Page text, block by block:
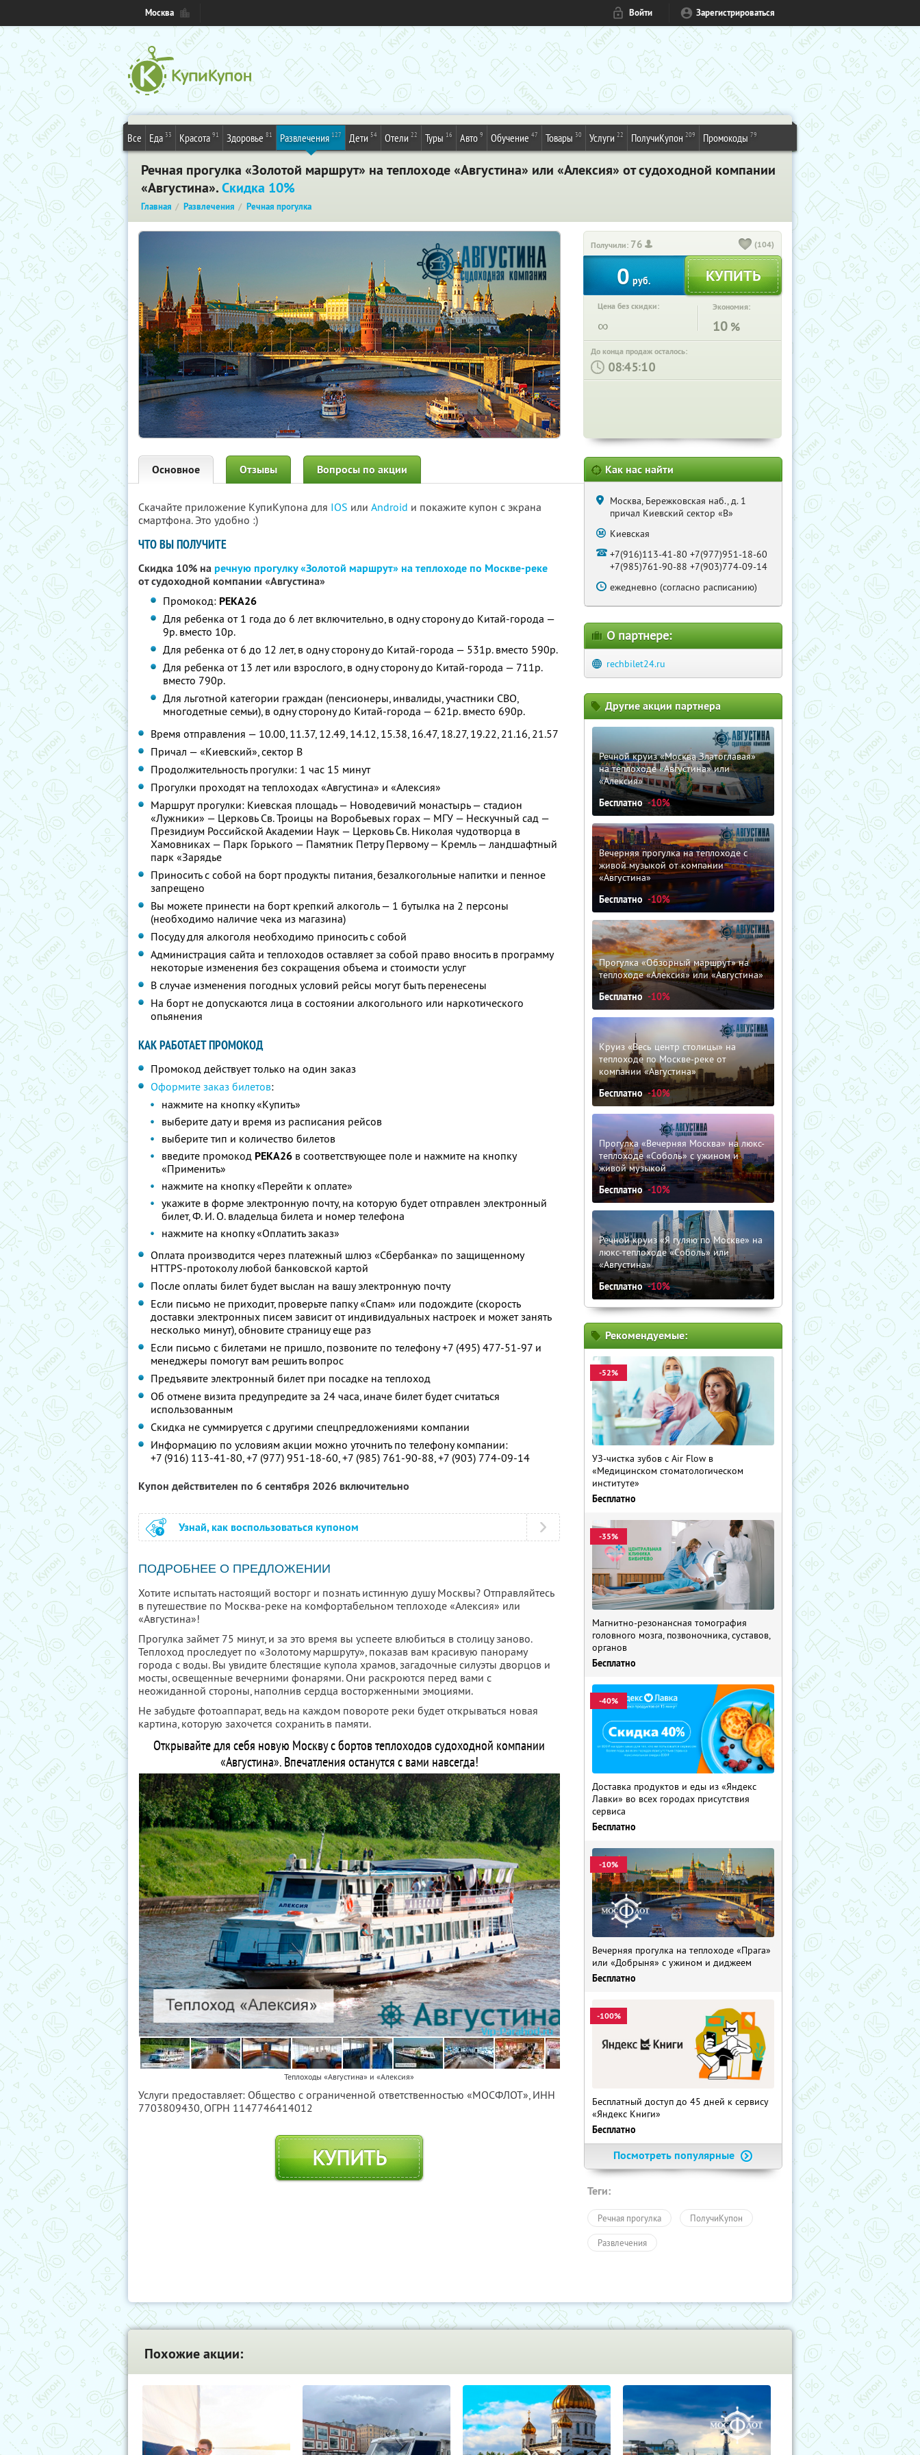
Москва Войти Зарегистрироваться
Все Еда 33 Красота 91 Здоровье 81 Развлечения 127 Дети 54 Отели 22 Туры 16 Авто 9 Обучение 47 Товары 30 Услуги 22 ПолучиКупон 209 Промокоды 79
Речная прогулка «Золотой маршрут» на теплоходе «Августина» или «Алексия» от судоходной компании
«Августина».Скидка 10%
Главная Развлечения Речная прогулка
Получили: 76 (104)
0 руб.
Цена без скидки:
∞
Экономия:
10 %
До конца продаж осталось:
: :
Основное Отзывы Вопросы по акции
Скачайте приложение КупиКупона для IOS или Android и покажите купон с экрана
смартфона. Это удобно :)
ЧТО ВЫ ПОЛУЧИТЕ
Скидка 10% наречную прогулку «Золотой маршрут» на теплоходе по Москве-реке
от судоходной компании «Августина»
Промокод: РЕКА26
Для ребенка от 1 года до 6 лет включительно, в одну сторону до Китай-города —
9р. вместо 10р.
Для ребенка от 6 до 12 лет, в одну сторону до Китай-города — 531р. вместо 590р.
Для ребенка от 13 лет или взрослого, в одну сторону до Китай-города — 711р.
вместо 790р.
Для льготной категории граждан (пенсионеры, инвалиды, участники СВО,
многодетные семьи), в одну сторону до Китай-города — 621р. вместо 690р.
Время отправления — 10.00, 11.37, 12.49, 14.12, 15.38, 16.47, 18.27, 19.22, 21.16, 21.57
Причал — «Киевский», сектор В
Продолжительность прогулки: 1 час 15 минут
Прогулки проходят на теплоходах «Августина» и «Алексия»
Маршрут прогулки: Киевская площадь — Новодевичий монастырь — стадион
«Лужники» — Церковь Св. Троицы на Воробьевых горах — МГУ — Нескучный сад —
Президиум Российской Академии Наук — Церковь Св. Николая чудотворца в
Хамовниках — Парк Горького — Памятник Петру Первому — Кремль — ландшафтный
парк «Зарядье
Приносить с собой на борт продукты питания, безалкогольные напитки и пенное
запрещено
Вы можете принести на борт крепкий алкоголь — 1 бутылка на 2 персоны
(необходимо наличие чека из магазина)
Посуду для алкоголя необходимо приносить с собой
Администрация сайта и теплоходов оставляет за собой право вносить в программу
некоторые изменения без сокращения объема и стоимости услуг
В случае изменения погодных условий рейсы могут быть перенесены
На борт не допускаются лица в состоянии алкогольного или наркотического
опьянения
КАК РАБОТАЕТ ПРОМОКОД
Промокод действует только на один заказ
Оформите заказ билетов:
нажмите на кнопку «Купить»
выберите дату и время из расписания рейсов
выберите тип и количество билетов
введите промокод РЕКА26 в соответствующее поле и нажмите на кнопку
«Применить»
нажмите на кнопку «Перейти к оплате»
укажите в форме электронную почту, на которую будет отправлен электронный
билет, Ф. И. О. владельца билета и номер телефона
нажмите на кнопку «Оплатить заказ»
Оплата производится через платежный шлюз «Сбербанка» по защищенному
HTTPS-протоколу любой банковской картой
После оплаты билет будет выслан на вашу электронную почту
Если письмо не приходит, проверьте папку «Спам» или подождите (скорость
доставки электронных писем зависит от индивидуальных настроек и может занять
несколько минут), обновите страницу еще раз
Если письмо с билетами не пришло, позвоните по телефону+7 (495) 477-51-97 и
менеджеры помогут вам решить вопрос
Предъявите электронный билет при посадке на теплоход
Об отмене визита предупредите за 24 часа, иначе билет будет считаться
использованным
Скидка не суммируется с другими спецпредложениями компании
Информацию по условиям акции можно уточнить по телефону компании:
+7 (916) 113-41-80, +7 (977) 951-18-60, +7 (985) 761-90-88, +7 (903) 774-09-14
Купон действителен по 6 сентября 2026 включительно
Узнай, как воспользоваться купоном
ПОДРОБНЕЕ О ПРЕДЛОЖЕНИИ
Хотите испытать настоящий восторг и познать истинную душу Москвы? Отправляйтесь
в путешествие по Москва-реке на комфортабельном теплоходе «Алексия» или
«Августина»!
Прогулка займет 75 минут, и за это время вы успеете влюбиться в столицу заново.
Теплоход проследует по «Золотому маршруту», показав вам красивую панораму
города с воды. Вы увидите блестящие купола храмов, загадочные силуэты дворцов и
мосты, освещенные вечерними фонарями. Они раскроются перед вами с
неожиданной стороны, наполнив сердца восторженными эмоциями.
Не забудьте фотоаппарат, ведь на каждом повороте реки будет открываться новая
картина, которую захочется сохранить в памяти.
Открывайте для себя новую Москву с бортов теплоходов судоходной компании
«Августина». Впечатления останутся с вами навсегда!
Теплоходы «Августина» и «Алексия»
Услуги предоставляет: Общество с ограниченной ответственностью «МОСФЛОТ», ИНН
7703809430, ОГРН 1147746414012
КУПИТЬ
Как нас найти
Москва, Бережковская наб., д. 1
причал Киевский сектор «B»
Киевская
+7(916)113-41-80 +7(977)951-18-60
+7(985)761-90-88 +7(903)774-09-14
ежедневно (согласно расписанию)
О партнере:
rechbilet24.ru
Другие акции партнера
Речной круиз «Москва Златоглавая»
на теплоходе «Августина» или
«Алексия»
Бесплатно -10%
Вечерняя прогулка на теплоходе с
живой музыкой от компании
«Августина»
Бесплатно -10%
Прогулка «Обзорный маршрут» на
теплоходе «Алексия» или «Августина»
Бесплатно -10%
Круиз «Весь центр столицы» на
теплоходе по Москве-реке от
компании «Августина»
Бесплатно -10%
Прогулка «Вечерняя Москва» на люкс-
теплоходе «Соболь» с ужином и
живой музыкой
Бесплатно -10%
Речной круиз «Я гуляю по Москве» на
люкс-теплоходе «Соболь» или
«Августина»
Бесплатно -10%
Рекомендуемые:
-52%
УЗ-чистка зубов с Air Flow в
«Медицинском стоматологическом
институте»
Бесплатно
-35%
Магнитно-резонансная томография
головного мозга, позвоночника, суставов,
органов
Бесплатно
-40%
Доставка продуктов и еды из «Яндекс
Лавки» во всех городах присутствия
сервиса
Бесплатно
-10%
Вечерняя прогулка на теплоходе «Прага»
или «Добрыня» с ужином и диджеем
Бесплатно
-100%
Бесплатный доступ до 45 дней к сервису
«Яндекс Книги»
Бесплатно
Посмотреть популярные
Теги:
Речная прогулка ПолучиКупон
Развлечения
Похожие акции: